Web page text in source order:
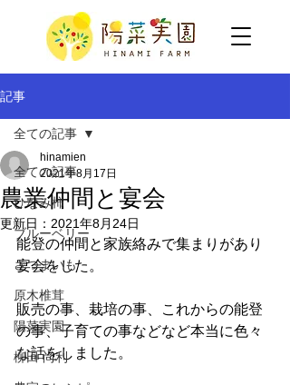
記事
全ての記事
ひなみ柿
ブルーベリー
さつまいも
原木椎茸
陽菜実園
柳田 尚利
全ての記事
農業仲間と宴会
hinamien
2021年8月17日
更新日： 2021年8月24日
能登の仲間と家族絡みで集まりがあり
宴会をした。
販売の事、栽培の事、これからの能登
の事、子育ての事などなど本当に色々
な話をしました。